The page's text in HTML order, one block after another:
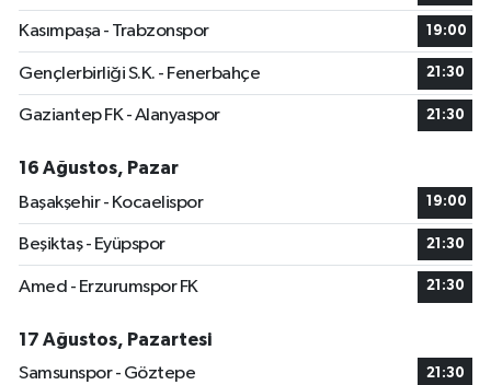
Kasımpaşa - Trabzonspor 19:00
Gençlerbirliği S.K. - Fenerbahçe 21:30
Gaziantep FK - Alanyaspor 21:30
16 Ağustos, Pazar
Başakşehir - Kocaelispor
19:00
Beşiktaş - Eyüpspor 21:30
Amed - Erzurumspor FK 21:30
17 Ağustos, Pazartesi
Samsunspor - Göztepe
21:30